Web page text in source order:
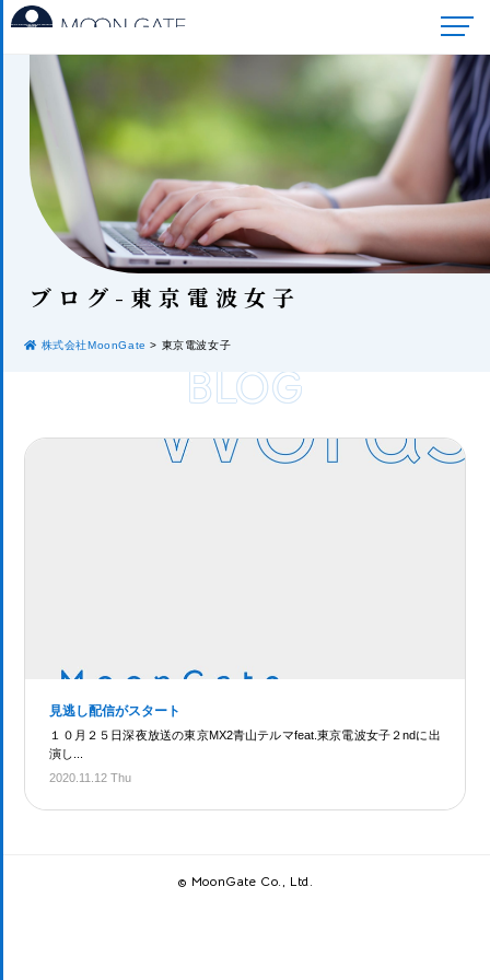
ブロ グ-東京電波女子
株式会社MoonGate > 東京電波女子
BLOG
見逃し配信がスタート
１０月２５日深夜放送の東京MX2青山テルマfeat.東京電波女子２ndに出
演し...
2020.11.12 Thu
© MoonGate Co., Ltd.